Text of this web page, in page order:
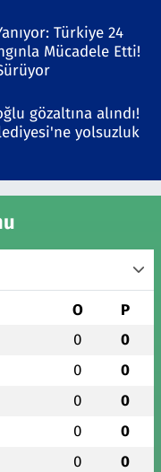
Türkiye 24
Mücadele Etti!
gözaltına alındı!
yolsuzluk
O P
0 0
0 0
0 0
0 0
0 0